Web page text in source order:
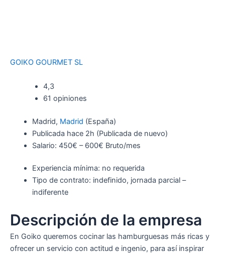
GOIKO GOURMET SL
4,3
61 opiniones
Madrid, Madrid (España)
Publicada hace 2h (Publicada de nuevo)
Salario: 450€ – 600€ Bruto/mes
Experiencia mínima: no requerida
Tipo de contrato: indefinido, jornada parcial –
indiferente
Descripción de la empresa
En Goiko queremos cocinar las hamburguesas más ricas y
ofrecer un servicio con actitud e ingenio, para así inspirar